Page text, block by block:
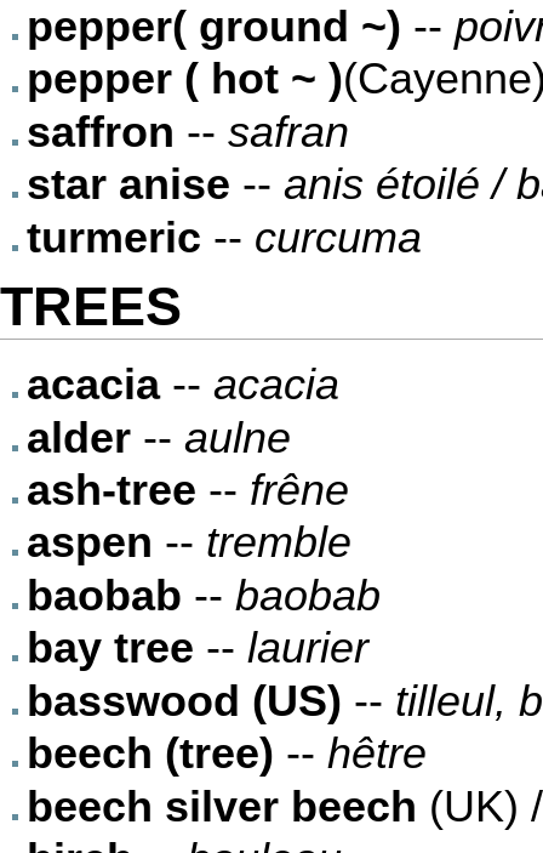
pepper( ground ~) --
pepper ( hot ~ )
saffron -- safran
star anise -- anis étoilé /
turmeric -- curcuma
TREES
acacia-- acacia
alder -- aulne
ash-tree -- frêne
aspen -- tremble
baobab -- baobab
bay tree -- laurier
basswood (US) -- tilleul,
beech (tree) -- hêtre
beech silver beech (UK)